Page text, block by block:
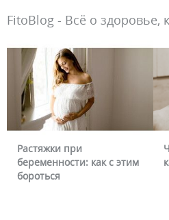
FitoBlog - Всё о здоровье,
Растяжки при
беременности: как с этим
бороться